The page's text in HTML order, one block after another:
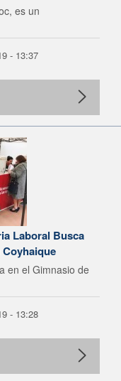
es un
- 13:37
Laboral Busca
en el Gimnasio de
- 13:28